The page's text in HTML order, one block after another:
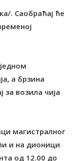
. Саобраћај ће
а брзина
за возила чија
магистралног
и на дионици
од 12.00 до